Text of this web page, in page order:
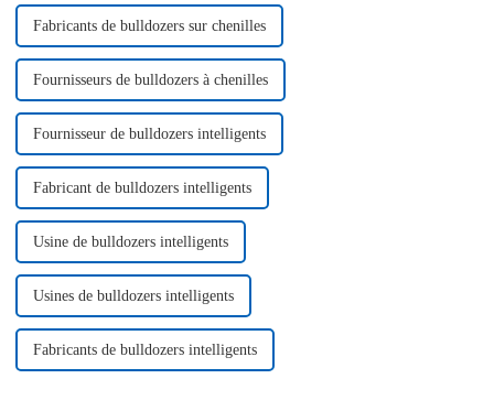
Fabricants de bulldozers sur chenilles
Fournisseurs de bulldozers à chenilles
Fournisseur de bulldozers intelligents
Fabricant de bulldozers intelligents
Usine de bulldozers intelligents
Usines de bulldozers intelligents
Fabricants de bulldozers intelligents